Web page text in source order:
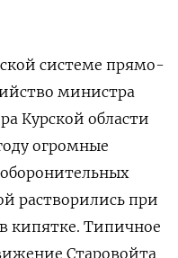
системе прямо-
министра
Курской области
огромные
растворились при
кипятке. Типичное
Старовойта